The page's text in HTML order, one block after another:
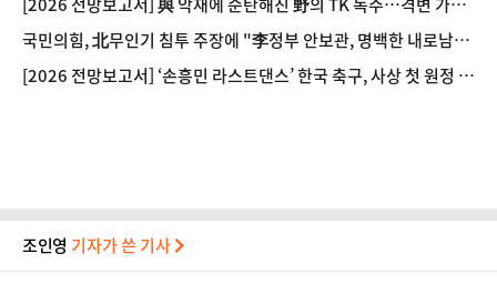
성은
국민의힘, 北무인기 침투 주장에 "李정부 안보관, 명백한 내로남불
식"
[2026 전망보고서] ‘손흥민 라스트댄스’ 한국 축구, 사상 첫 원정 월
조인영 기자가 쓴 기사